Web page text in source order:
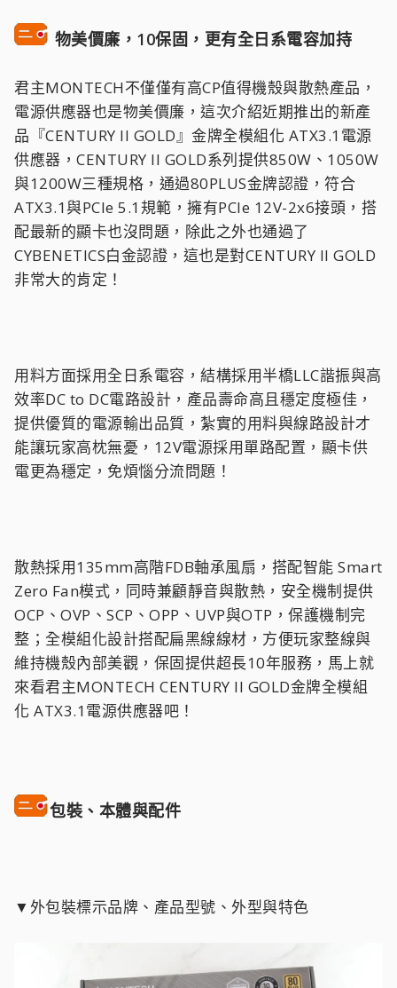
物美價廉，10保固，更有全日系電容加持
君主MONTECH不僅僅有高CP值得機殼與散熱產品，
電源供應器也是物美價廉，這次介紹近期推出的新產
品『CENTURY II GOLD』金牌全模組化 ATX3.1電源
供應器，CENTURY II GOLD系列提供850W、1050W
與1200W三種規格，通過80PLUS金牌認證，符合
ATX3.1與PCIe 5.1規範，擁有PCIe 12V-2x6接頭，搭
配最新的顯卡也沒問題，除此之外也通過了
CYBENETICS白金認證，這也是對CENTURY II GOLD
非常大的肯定！
用料方面採用全日系電容，結構採用半橋LLC諧振與高
效率DC to DC電路設計，產品壽命高且穩定度極佳，
提供優質的電源輸出品質，紮實的用料與線路設計才
能讓玩家高枕無憂，12V電源採用單路配置，顯卡供
電更為穩定，免煩惱分流問題！
散熱採用135mm高階FDB軸承風扇，搭配智能 Smart
Zero Fan模式，同時兼顧靜音與散熱，安全機制提供
OCP、OVP、SCP、OPP、UVP與OTP，保護機制完
整；全模組化設計搭配扁黑線線材，方便玩家整線與
維持機殼內部美觀，保固提供超長10年服務，馬上就
來看君主MONTECH CENTURY II GOLD金牌全模組
化 ATX3.1電源供應器吧！
包裝、本體與配件
▼外包裝標示品牌、產品型號、外型與特色